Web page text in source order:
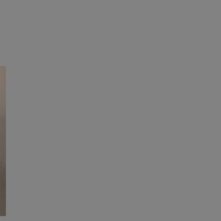
sesji.
na temat
i botów. Jest
na temat
Cookie-
dotyczących
to konieczne,
poprawnie.
o zgodzie
Rejestruje
i ustawień
w kolejnych
musi ponownie